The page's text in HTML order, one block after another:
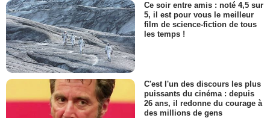
Ce soir entre amis : noté 4,5 sur
5, il est pour vous le meilleur
film de science-fiction de tous
les temps !
C'est l'un des discours les plus
puissants du cinéma : depuis
26 ans, il redonne du courage à
des millions de gens